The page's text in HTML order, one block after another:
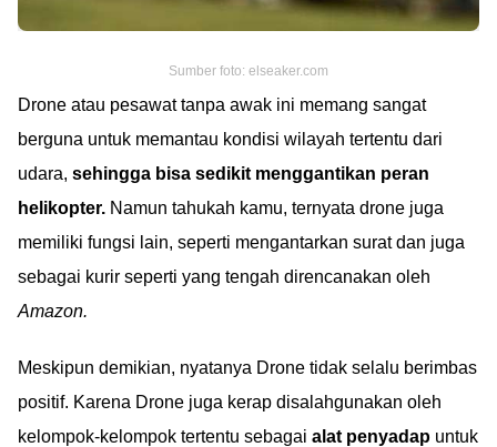
Sumber foto: elseaker.com
Drone atau pesawat tanpa awak ini memang sangat
berguna untuk memantau kondisi wilayah tertentu dari
udara, sehingga bisa sedikit menggantikan peran
helikopter. Namun tahukah kamu, ternyata drone juga
memiliki fungsi lain, seperti mengantarkan surat dan juga
sebagai kurir seperti yang tengah direncanakan oleh
Amazon.
Meskipun demikian, nyatanya Drone tidak selalu berimbas
positif. Karena Drone juga kerap disalahgunakan oleh
kelompok-kelompok tertentu sebagai alat penyadap untuk